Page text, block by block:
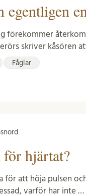
egentligen
förekommer
skriver kåsören
Fåglar
hjärtat?
för att höja pulsen
varför har inte …